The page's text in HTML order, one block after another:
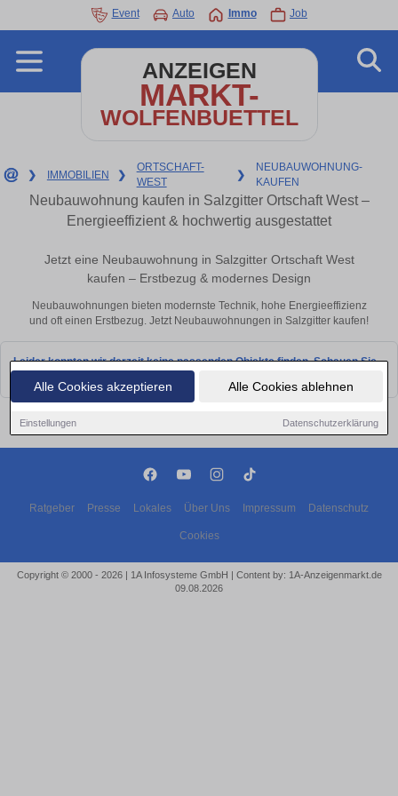
Alle Cookies akzeptieren Alle Cookies ablehnen
Einstellungen Datenschutzerklärung
Event Auto Immo Job
ANZEIGEN
MARKT-
WOLFENBUETTEL
❯ IMMOBILIEN ❯
ORTSCHAFT-
WEST
❯
NEUBAUWOHNUNG-
KAUFEN
Neubauwohnung kaufen in Salzgitter Ortschaft West –
Energieeffizient & hochwertig ausgestattet
Jetzt eine Neubauwohnung in Salzgitter Ortschaft West
kaufen – Erstbezug & modernes Design
Neubauwohnungen bieten modernste Technik, hohe Energieeffizienz
und oft einen Erstbezug. Jetzt Neubauwohnungen in Salzgitter kaufen!
Leider konnten wir derzeit keine passenden Objekte finden. Schauen Sie
Ratgeber Presse Lokales Über Uns Impressum Datenschutz
Cookies
Copyright © 2000 - 2026 | 1A Infosysteme GmbH | Content by: 1A-Anzeigenmarkt.de
09.08.2026